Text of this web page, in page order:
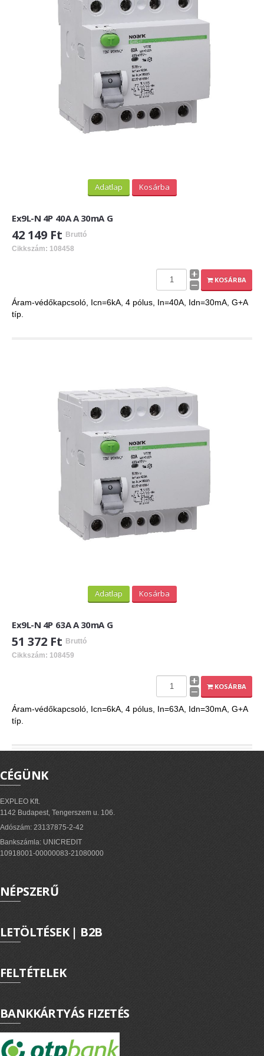
PV felirati táblák
INFORMÁCIÓK
HOGYAN TUDOK ONLINE VÁSÁROLNI?
FIZETÉSI MÓDOK
ÁRLISTA
Adatlap Kosárba
Ex9L-N 4P 40A A 30mA G
42 149 Ft Bruttó
Cikkszám: 108458
KOSÁRBA
Áram-védőkapcsoló, Icn=6kA, 4 pólus, In=40A, Idn=30mA, G+A
típ.
Adatlap Kosárba
Ex9L-N 4P 63A A 30mA G
51 372 Ft Bruttó
Cikkszám: 108459
KOSÁRBA
Áram-védőkapcsoló, Icn=6kA, 4 pólus, In=63A, Idn=30mA, G+A
típ.
CÉGÜNK
EXPLEO Kft.
1142 Budapest, Tengerszem u. 106.
Adószám: 23137875-2-42
Bankszámla: UNICREDIT
10918001-00000083-21080000
NÉPSZERŰ
LETÖLTÉSEK | B2B
FELTÉTELEK
BANKKÁRTYÁS FIZETÉS